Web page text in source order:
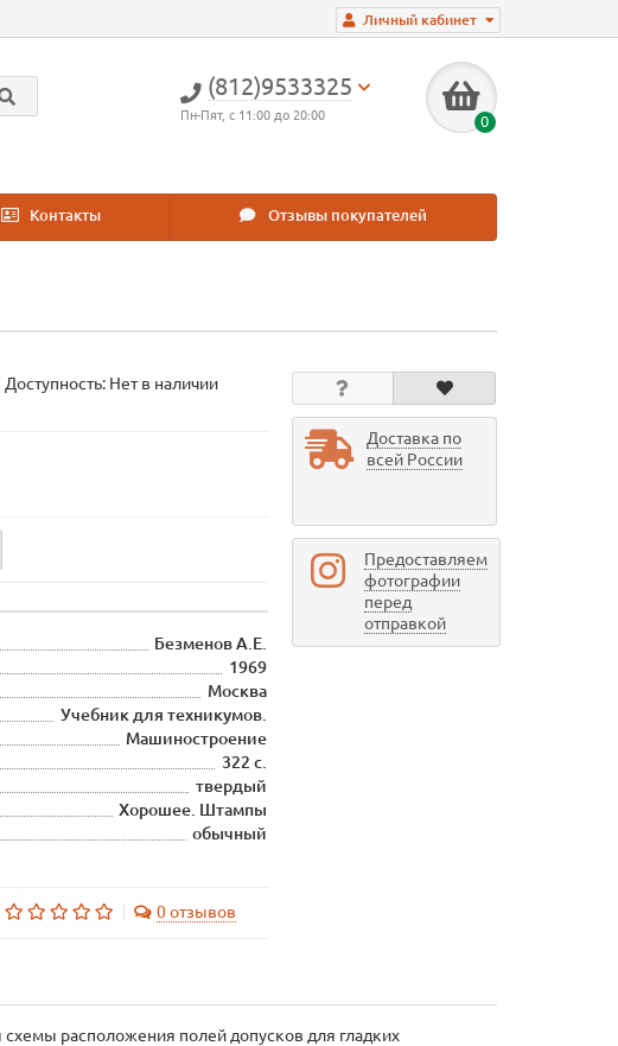
Личный кабинет
(812)9533325
Пн-Пят, с 11:00 до 20:00 0
Контакты Отзывы покупателей
Доступность: Нет в наличии
Безменов А.Е.
1969
Москва
Учебник для техникумов.
Машиностроение
322 с.
твердый
Хорошее. Штампы
обычный
0 отзывов
Доставка по
всей России
Предоставляем
фотографии
перед
отправкой
расположения полей допусков для гладких